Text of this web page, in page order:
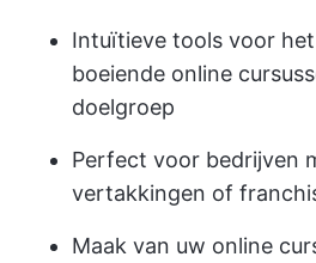
Intuïtieve tools voor
boeiende online
doelgroep
Perfect voor bedrijven
vertakkingen of
Maak van uw online